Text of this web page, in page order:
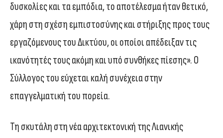
δυσκολίες και τα εμπόδια, το αποτέλεσμα ήταν θετικό,
χάρη στη σχέση εμπιστοσύνης και στήριξης προς τους
εργαζόμενους του Δικτύου, οι οποίοι απέδειξαν τις
ικανότητές τους ακόμη και υπό συνθήκες πίεσης». Ο
Σύλλογος του εύχεται καλή συνέχεια στην
επαγγελματική του πορεία.
Τη σκυτάλη στη νέα αρχιτεκτονική της Λιανικής